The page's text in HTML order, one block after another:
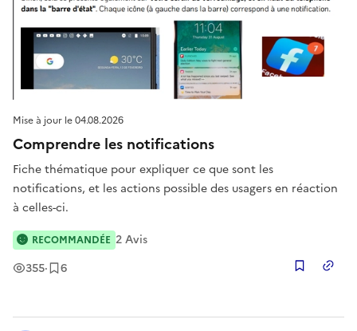
Mise à jour le04.08.2026
Comprendre les notifications
Fiche thématique pour expliquer ce que sont les
notifications, et les actions possible des usagers en réaction
à celles-ci.
355Vues
· 6Enregistrement
RECOMMANDÉE 2Avis